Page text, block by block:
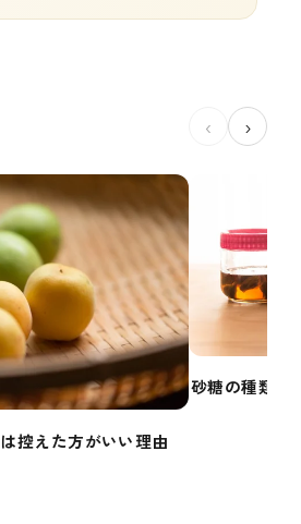
‹ ›
控えた方がいい理由
砂糖の種類で